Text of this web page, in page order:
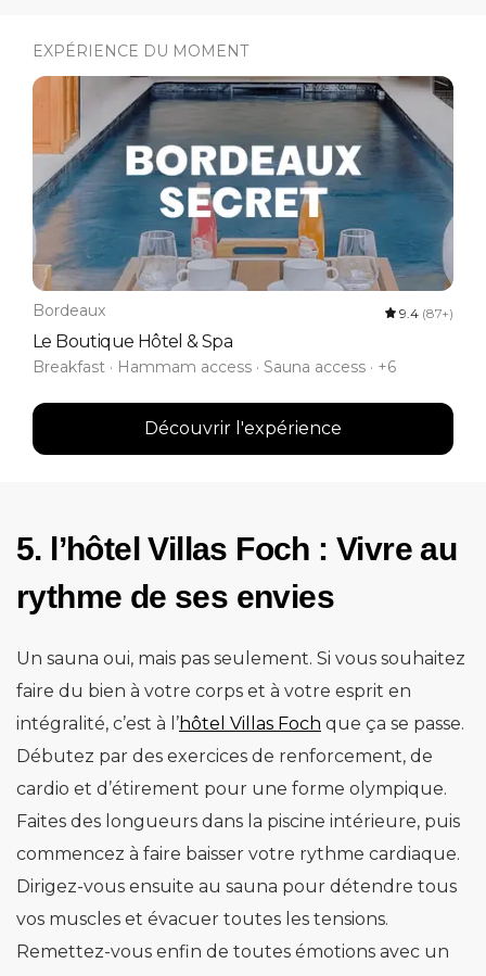
EXPÉRIENCE DU MOMENT
Bordeaux 9.4 (87+)
Le Boutique Hôtel & Spa
Breakfast · Hammam access · Sauna access · +6
Découvrir l'expérience
5. l’hôtel Villas Foch : Vivre au
rythme de ses envies
Un sauna oui, mais pas seulement. Si vous souhaitez
faire du bien à votre corps et à votre esprit en
intégralité, c’est à l’hôtel Villas Foch que ça se passe.
Débutez par des exercices de renforcement, de
cardio et d’étirement pour une forme olympique.
Faites des longueurs dans la piscine intérieure, puis
commencez à faire baisser votre rythme cardiaque.
Dirigez-vous ensuite au sauna pour détendre tous
vos muscles et évacuer toutes les tensions.
Remettez-vous enfin de toutes émotions avec un